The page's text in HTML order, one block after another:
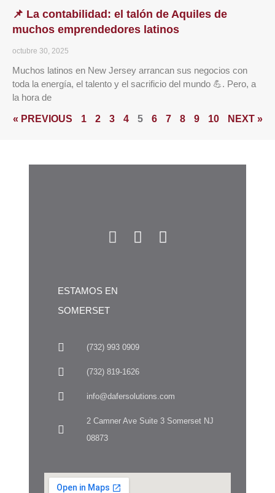
📌 La contabilidad: el talón de Aquiles de
muchos emprendedores latinos
octubre 30, 2025
Muchos latinos en New Jersey arrancan sus negocios con
toda la energía, el talento y el sacrificio del mundo 💪. Pero, a
la hora de
« PREVIOUS 1 2 3 4 5 6 7 8 9 10 NEXT »
ESTAMOS EN
SOMERSET
(732) 993 0909
(732) 819-1626
info@dafersolutions.com
2 Camner Ave Suite 3 Somerset NJ
08873